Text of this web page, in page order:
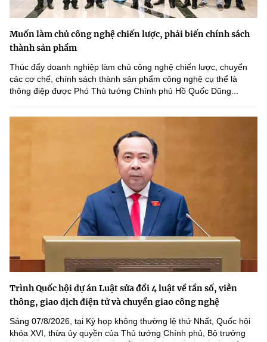
Muốn làm chủ công nghệ chiến lược, phải biến chính sách
thành sản phẩm
Thúc đẩy doanh nghiệp làm chủ công nghệ chiến lược, chuyển
các cơ chế, chính sách thành sản phẩm công nghệ cụ thể là
thông điệp được Phó Thủ tướng Chính phủ Hồ Quốc Dũng...
Trình Quốc hội dự án Luật sửa đổi 4 luật về tần số, viễn
thông, giao dịch điện tử và chuyển giao công nghệ
Sáng 07/8/2026, tại Kỳ họp không thường lệ thứ Nhất, Quốc hội
khóa XVI, thừa ủy quyền của Thủ tướng Chính phủ, Bộ trưởng